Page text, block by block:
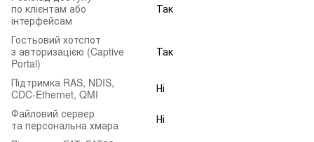
по клієнтам або
інтерфейсам
Так
Гостьовий хотспот
з авторизацією (Captive
Portal)
Так
Підтримка RAS, NDIS,
CDC‑Ethernet, QMI
Ні
Файловий сервер
та персональна хмара
Ні